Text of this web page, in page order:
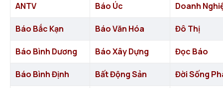
ANTV Báo Úc Doanh
Báo Bắc Kạn Báo Văn Hóa Đô Thị
Báo Bình Dương Báo Xây Dựng Đọc Báo
Báo Bình Định Bất Động Sản Đời Sống